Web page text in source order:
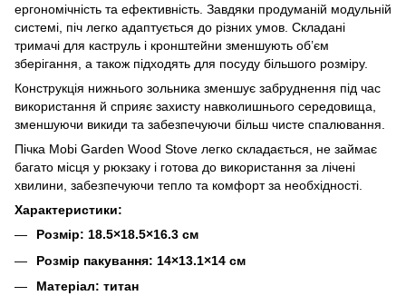
ергономічність та ефективність. Завдяки продуманій модульній
системі, піч легко адаптується до різних умов. Складані
тримачі для каструль і кронштейни зменшують об’єм
зберігання, а також підходять для посуду більшого розміру.
Конструкція нижнього зольника зменшує забруднення під час
використання й сприяє захисту навколишнього середовища,
зменшуючи викиди та забезпечуючи більш чисте спалювання.
Пічка Mobi Garden Wood Stove легко складається, не займає
багато місця у рюкзаку і готова до використання за лічені
хвилини, забезпечуючи тепло та комфорт за необхідності.
Характеристики:
Розмір: 18.5×18.5×16.3 см
Розмір пакування: 14×13.1×14 см
Матеріал: титан